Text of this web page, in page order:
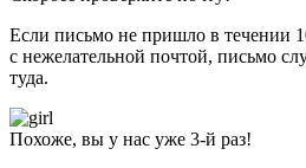
Если письмо не пришло в течении
с нежелательной почтой, письмо
туда.
Похоже, вы у нас уже 3-й раз!